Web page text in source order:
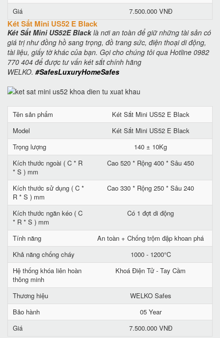
Giá
7.500.000 VNĐ
Két Sắt Mini US52 E Black
Két Sắt Mini US52E Blacklà nơi an toàn để giữ những tài sản có
giá trị như đồng hồ sang trọng, đồ trang sức, điện thoại di động,
tài liệu, giấy tờ khác của bạn. Gọi cho chúng tôi qua Hotline 0982
770 404 để được tư vấn két sắt chính hãng
WELKO. #SafesLuxuryHomeSafes
Tên sản phẩm
Két Sắt Mini US52 E Black
Model
Két Sắt Mini US52 E Black
Trọng lượng
140 ± 10Kg
Kích thước ngoài ( C * R
* S ) mm
Cao 520 * Rộng 400 * Sâu 450
Kích thước sử dụng ( C *
R * S ) mm
Cao 330 * Rộng 250 * Sâu 240
Kích thước ngăn kéo ( C
* R * S ) mm
Có 1 đợt di động
Tính năng
An toàn + Chống trộm đập khoan phá
Khả năng chống cháy
1000 - 1200°C
Hệ thống khóa liên hoàn
thông minh
Khoá Điện Tử - Tay Cầm
Thương hiệu
WELKO Safes
Bảo hành
05 Year
Giá
7.500.000 VNĐ